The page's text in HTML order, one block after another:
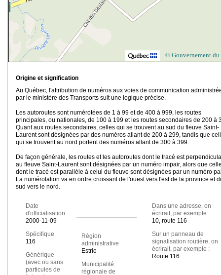
© Gouvernement du
Origine et signification
Au Québec, l'attribution de numéros aux voies de communication
par le ministère des Transports suit une logique précise.
Les autoroutes sont numérotées de 1 à 99 et de 400 à 999, les routes
principales, ou nationales, de 100 à 199 et les routes secondaires de 200 à
Quant aux routes secondaires, celles qui se trouvent au sud du fleuve Saint-
Laurent sont désignées par des numéros allant de 200 à 299, tandis que
qui se trouvent au nord portent des numéros allant de 300 à 399.
De façon générale, les routes et les autoroutes dont le tracé est
au fleuve Saint-Laurent sont désignées par un numéro impair, alors que
dont le tracé est parallèle à celui du fleuve sont désignées par un numéro
La numérotation va en ordre croissant de l'ouest vers l'est de la province et
sud vers le nord.
Date
d'officialisation
2000-11-09
Spécifique
116
Générique
(avec ou sans
particules de
Région
administrative
Estrie
Municipalité
régionale de
Dans une adresse, on
écrirait, par exemple :
10, route 116
Sur un panneau de
signalisation routière, on
écrirait, par exemple :
Route 116